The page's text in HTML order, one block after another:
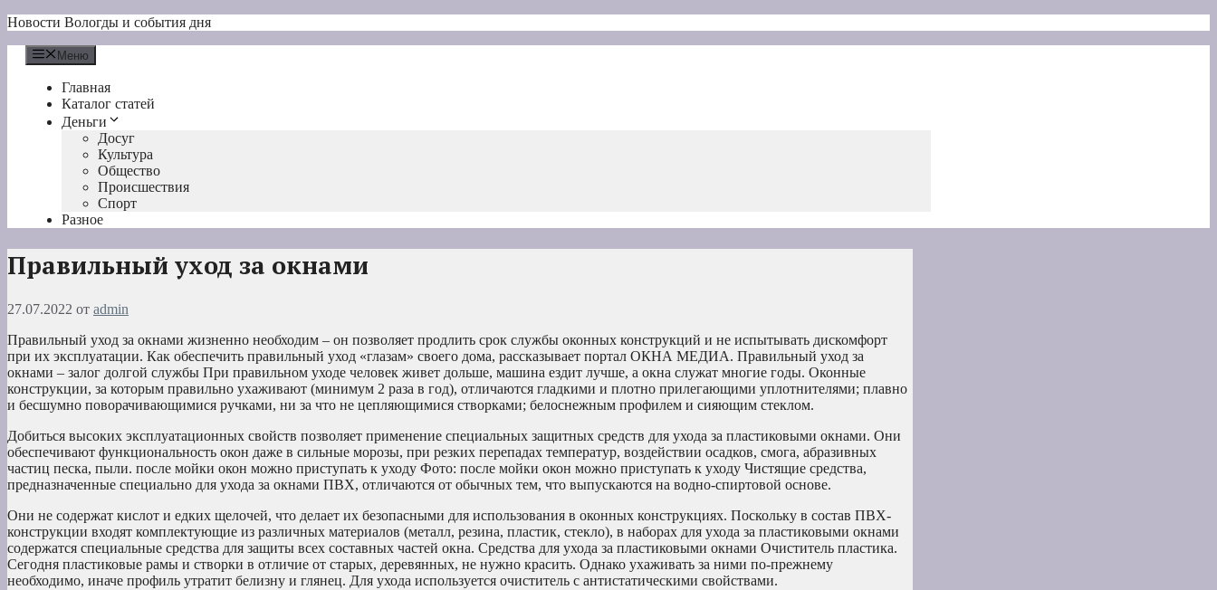
Перейти
содержимому
Новости Вологды и события дня
Меню
Главная
Каталог статей
Деньги
Досуг
Культура
Общество
Происшествия
Спорт
Разное
Правильный уход за окнами
27.07.2022 от admin
Правильный уход за окнами жизненно необходим – он позволяет продлить срок службы оконных конструкций и не испытывать дискомфорт
при их эксплуатации. Как обеспечить правильный уход «глазам» своего дома, рассказывает портал ОКНА МЕДИА. Правильный уход за
окнами – залог долгой службы При правильном уходе человек живет дольше, машина ездит лучше, а окна служат многие годы. Оконные
конструкции, за которым правильно ухаживают (минимум 2 раза в год), отличаются гладкими и плотно прилегающими уплотнителями; плавно
и бесшумно поворачивающимися ручками, ни за что не цепляющимися створками; белоснежным профилем и сияющим стеклом.
Добиться высоких эксплуатационных свойств позволяет применение специальных защитных средств для ухода за пластиковыми окнами. Они
обеспечивают функциональность окон даже в сильные морозы, при резких перепадах температур, воздействии осадков, смога, абразивных
частиц песка, пыли. после мойки окон можно приступать к уходу Фото: после мойки окон можно приступать к уходу Чистящие средства,
предназначенные специально для ухода за окнами ПВХ, отличаются от обычных тем, что выпускаются на водно-спиртовой основе.
Они не содержат кислот и едких щелочей, что делает их безопасными для использования в оконных конструкциях. Поскольку в состав ПВХ-
конструкции входят комплектующие из различных материалов (металл, резина, пластик, стекло), в наборах для ухода за пластиковыми окнами
содержатся специальные средства для защиты всех составных частей окна. Средства для ухода за пластиковыми окнами Очиститель пластика.
Сегодня пластиковые рамы и створки в отличие от старых, деревянных, не нужно красить. Однако ухаживать за ними по-прежнему
необходимо, иначе профиль утратит белизну и глянец. Для ухода используется очиститель с антистатическими свойствами.